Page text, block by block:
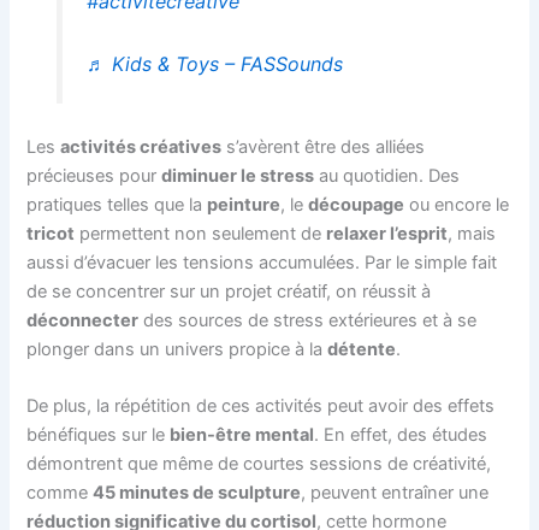
♬ Kids & Toys – FASSounds
Lesactivités créatives s’avèrent être des alliées
précieuses pourdiminuer le stress au quotidien. Des
pratiques telles que la peinture, ledécoupage ou encore le
tricot permettent non seulement de relaxer l’esprit, mais
aussi d’évacuer les tensions accumulées. Par le simple fait
de se concentrer sur un projet créatif, on réussit à
déconnecter des sources de stress extérieures et à se
plonger dans un univers propice à ladétente.
De plus, la répétition de ces activités peut avoir des effets
bénéfiques sur le bien-être mental. En effet, des études
démontrent que même de courtes sessions de créativité,
comme45 minutes de sculpture, peuvent entraîner une
réduction significative du cortisol, cette hormone